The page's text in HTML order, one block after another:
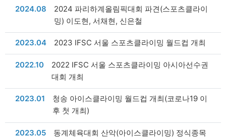
날짜
2024.08
2024 파리하계올림픽대회 파견(스포츠클라이
밍) 이도현, 서채현, 신은철
날짜
2023.04 2023 IFSC 서울 스포츠클라이밍 월드컵 개최
날짜
2022.10
2022 IFSC 서울 스포츠클라이밍 아시아선수권
대회 개최
날짜
2023.01
청송 아이스클라이밍 월드컵 개최(코로나19 이
후 첫 개최)
날짜
2023.05
동계체육대회 산악(아이스클라이밍) 정식종목